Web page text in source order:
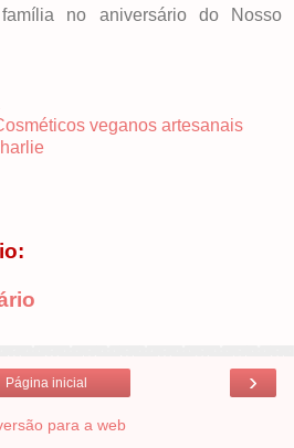
no aniversário do Nosso
veganos artesanais
›
Página inicial
para a web